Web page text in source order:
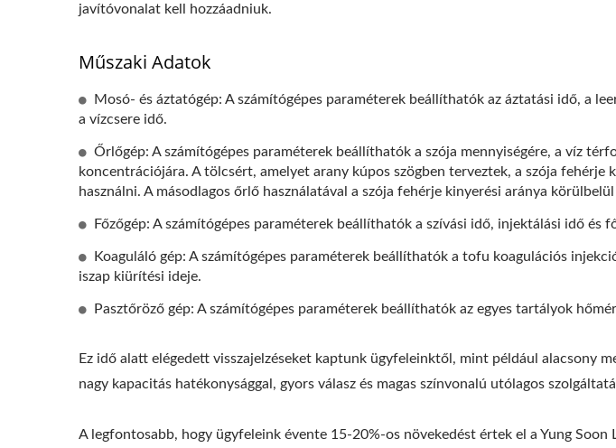
javítóvonalat kell hozzáadniuk.
Műszaki Adatok
Mosó- és áztatógép: A számítógépes paraméterek beállíthatók az áztatási idő, a
a vízcsere idő.
Őrlőgép: A számítógépes paraméterek beállíthatók a szója mennyiségére, a víz
koncentrációjára. A tölcsért, amelyet arany kúpos szögben terveztek, a szója fehérje
használni. A másodlagos őrlő használatával a szója fehérje kinyerési aránya
Főzőgép: A számítógépes paraméterek beállíthatók a szívási idő, injektálási idő és
Koaguláló gép: A számítógépes paraméterek beállíthatók a tofu koagulációs
iszap kiürítési ideje.
Pasztőröző gép: A számítógépes paraméterek beállíthatók az egyes tartályok
Ez idő alatt elégedett visszajelzéseket kaptunk ügyfeleinktől, mint például alacsony
nagy kapacitás hatékonysággal, gyors válasz és magas színvonalú utólagos
A legfontosabb, hogy ügyfeleink évente 15-20%-os növekedést értek el a Yung